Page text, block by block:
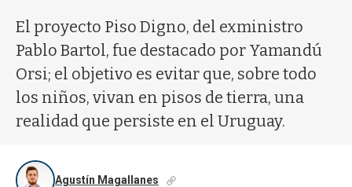
El proyecto Piso Digno, del exministro
Pablo Bartol, fue destacado por Yamandú
Orsi; el objetivo es evitar que, sobre todo
los niños, vivan en pisos de tierra, una
realidad que persiste en el Uruguay.
Agustín Magallanes